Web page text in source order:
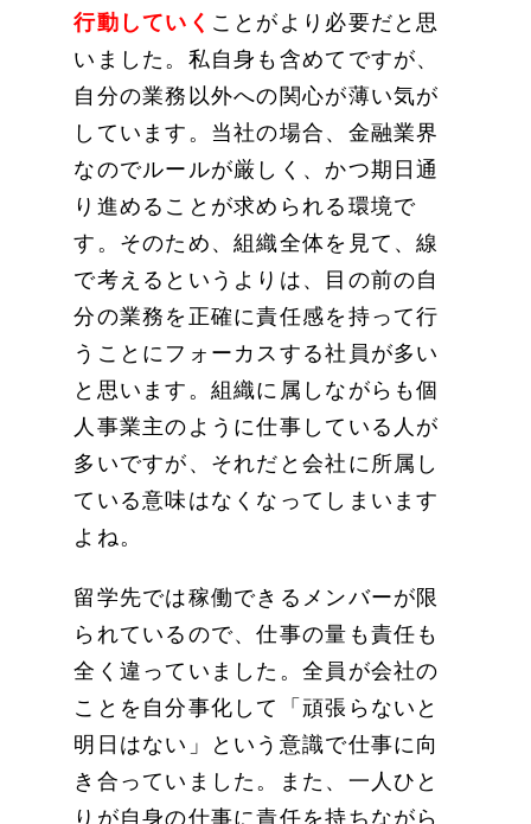
行動していく ことがより必要だと思
いました。私自身も含めてですが、
自分の業務以外への関心が薄い気が
しています。当社の場合、金融業界
なのでルールが厳しく、かつ期日通
り進めることが求められる環境で
す。そのため、組織全体を見て、線
で考えるというよりは、目の前の自
分の業務を正確に責任感を持って行
うことにフォーカスする社員が多い
と思います。組織に属しながらも個
人事業主のように仕事している人が
多いですが、それだと会社に所属し
ている意味はなくなってしまいます
よね。
留学先では稼働できるメンバーが限
られているので、仕事の量も責任も
全く違っていました。全員が会社の
ことを自分事化して「頑張らないと
明日はない」という意識で仕事に向
き合っていました。また、一人ひと
りが自身の仕事に責任を持ちながら